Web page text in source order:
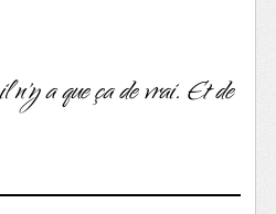
n'y a que ça de vrai. Et de